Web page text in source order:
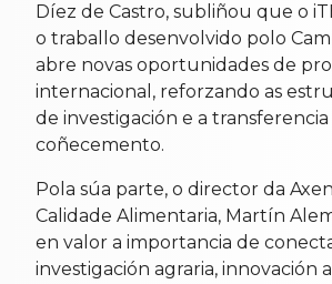
Díez de Castro, subliñou que o
o traballo desenvolvido polo
abre novas oportunidades de
internacional, reforzando as
de investigación e a transferencia
coñecemento.
Pola súa parte, o director da
Calidade Alimentaria, Martín
en valor a importancia de
investigación agraria, innovación